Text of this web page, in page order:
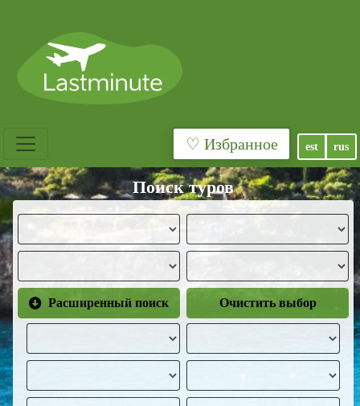
♡ Избранное est rus
Поиск туров
Расширенный поиск Очистить выбор